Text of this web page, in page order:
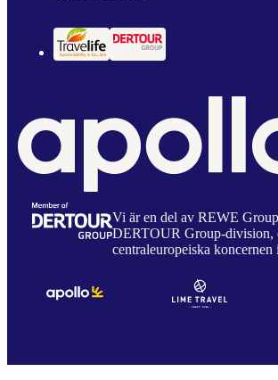
Vi är en del av REWE
DERTOUR Group-division,
centraleuropeiska